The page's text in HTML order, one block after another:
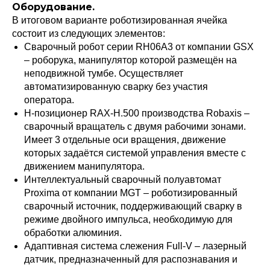
Оборудование.
В итоговом варианте роботизированная ячейка
состоит из следующих элементов:
Сварочный робот серии RH06A3 от компании GSX
– роборука, манипулятор которой размещён на
неподвижной тумбе. Осуществляет
автоматизированную сварку без участия
оператора.
Н-позиционер RAX-H.500 производства Robaxis –
сварочный вращатель с двумя рабочими зонами.
Имеет 3 отдельные оси вращения, движение
которых задаётся системой управления вместе с
движением манипулятора.
Интеллектуальный сварочный полуавтомат
Proxima от компании MGT – роботизированный
сварочный источник, поддерживающий сварку в
режиме двойного импульса, необходимую для
обработки алюминия.
Адаптивная система слежения Full-V – лазерный
датчик, предназначенный для распознавания и